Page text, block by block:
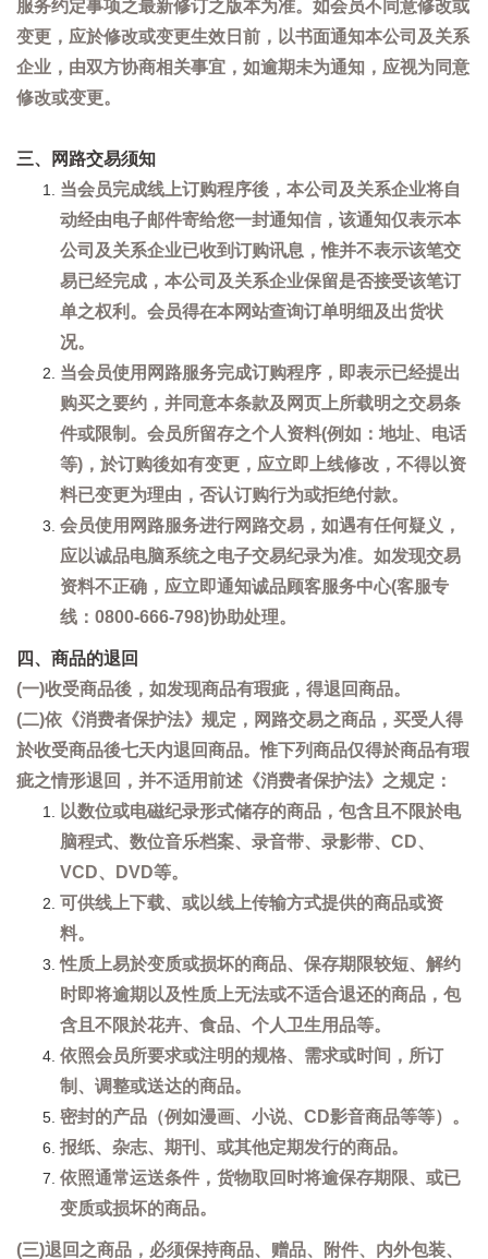
服务约定事项之最新修订之版本为准。如会员不同意修改或
变更，应於修改或变更生效日前，以书面通知本公司及关系
企业，由双方协商相关事宜，如逾期未为通知，应视为同意
修改或变更。
三、网路交易须知
当会员完成线上订购程序後，本公司及关系企业将自
动经由电子邮件寄给您一封通知信，该通知仅表示本
公司及关系企业已收到订购讯息，惟并不表示该笔交
易已经完成，本公司及关系企业保留是否接受该笔订
单之权利。会员得在本网站查询订单明细及出货状
况。
当会员使用网路服务完成订购程序，即表示已经提出
购买之要约，并同意本条款及网页上所载明之交易条
件或限制。会员所留存之个人资料(例如：地址、电话
等)，於订购後如有变更，应立即上线修改，不得以资
料已变更为理由，否认订购行为或拒绝付款。
会员使用网路服务进行网路交易，如遇有任何疑义，
应以诚品电脑系统之电子交易纪录为准。如发现交易
资料不正确，应立即通知诚品顾客服务中心(客服专
线：0800-666-798)协助处理。
四、商品的退回
(一)收受商品後，如发现商品有瑕疵，得退回商品。
(二)依《消费者保护法》规定，网路交易之商品，买受人得
於收受商品後七天内退回商品。惟下列商品仅得於商品有瑕
疵之情形退回，并不适用前述《消费者保护法》之规定：
以数位或电磁纪录形式储存的商品，包含且不限於电
脑程式、数位音乐档案、录音带、录影带、CD、
VCD、DVD等。
可供线上下载、或以线上传输方式提供的商品或资
料。
性质上易於变质或损坏的商品、保存期限较短、解约
时即将逾期以及性质上无法或不适合退还的商品，包
含且不限於花卉、食品、个人卫生用品等。
依照会员所要求或注明的规格、需求或时间，所订
制、调整或送达的商品。
密封的产品（例如漫画、小说、CD影音商品等等）。
报纸、杂志、期刊、或其他定期发行的商品。
依照通常运送条件，货物取回时将逾保存期限、或已
变质或损坏的商品。
(三)退回之商品，必须保持商品、赠品、附件、内外包装、